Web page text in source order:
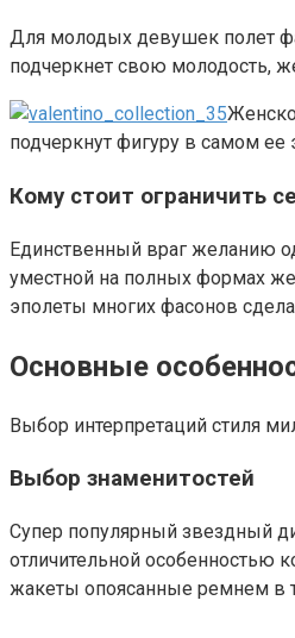
Для молодых девушек полет
подчеркнет свою молодость,
подчеркнут фигуру в самом ее
Кому стоит ограничить
Единственный враг желанию
уместной на полных формах
эполеты многих фасонов
Основные
Выбор интерпретаций стиля
Выбор знаменитостей
Супер популярный звездный
отличительной особенностью
жакеты опоясанные ремнем в